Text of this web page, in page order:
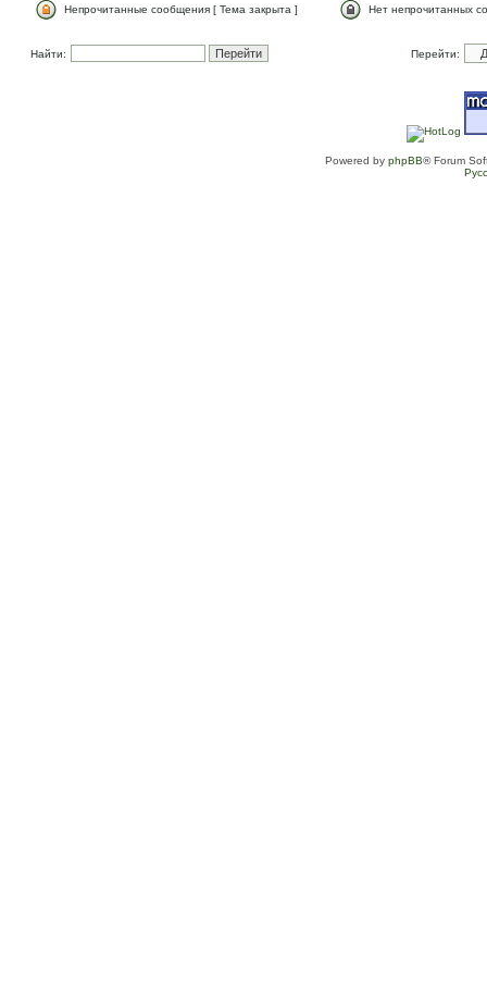
Непрочитанные сообщения [ Тема закрыта ] Нет непрочитанных
Найти: Перейти:
Powered by phpBB® Forum